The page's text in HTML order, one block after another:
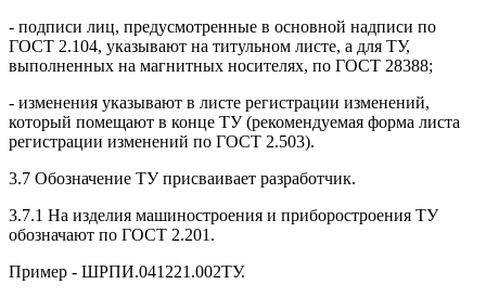
- подписи лиц, предусмотренные в основной надписи по
ГОСТ 2.104, указывают на титульном листе, а для ТУ,
выполненных на магнитных носителях, по ГОСТ 28388;
- изменения указывают в листе регистрации изменений,
который помещают в конце ТУ (рекомендуемая форма листа
регистрации изменений по ГОСТ 2.503).
3.7 Обозначение ТУ присваивает разработчик.
3.7.1 На изделия машиностроения и приборостроения ТУ
обозначают по ГОСТ 2.201.
Пример - ШРПИ.041221.002ТУ.